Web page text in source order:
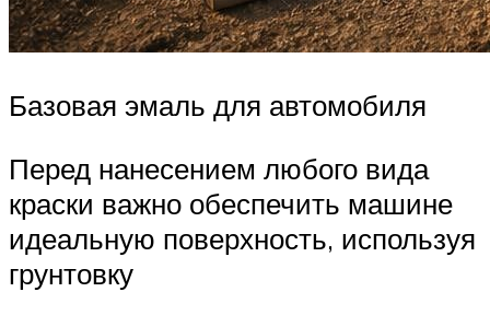
Базовая эмаль для автомобиля
Перед нанесением любого вида
краски важно обеспечить машине
идеальную поверхность, используя
грунтовку